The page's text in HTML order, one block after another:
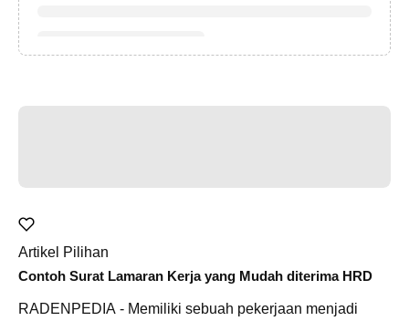
Artikel Pilihan
Contoh Surat Lamaran Kerja yang Mudah diterima HRD
RADENPEDIA - Memiliki sebuah pekerjaan menjadi